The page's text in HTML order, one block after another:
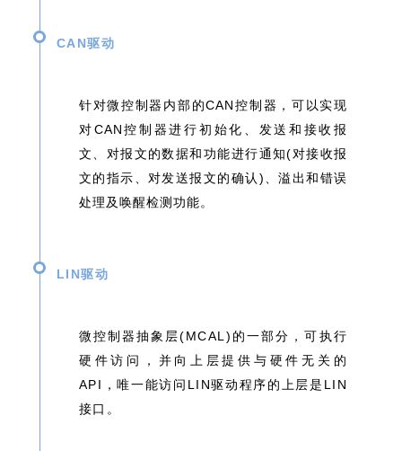
CAN驱动
针对微控制器内部的CAN控制器，可以实现
对CAN控制器进行初始化、发送和接收报
文、对报文的数据和功能进行通知(对接收报
文的指示、对发送报文的确认)、溢出和错误
处理及唤醒检测功能。
LIN驱动
微控制器抽象层(MCAL)的⼀部分，可执⾏
硬件访问，并向上层提供与硬件⽆关的
API，唯⼀能访问LIN驱动程序的上层是LIN
接⼝。